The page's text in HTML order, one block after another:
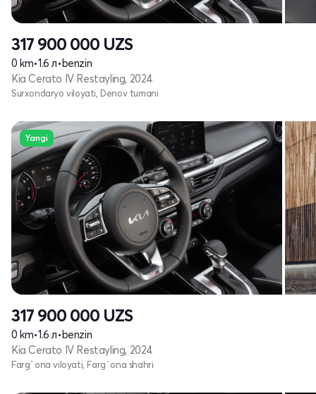
317 900 000 UZS
0 km•1.6 л•benzin
Kia Cerato IV Restayling, 2024
Surxondaryo viloyati, Denov tumani
Yangi
317 900 000 UZS
0 km•1.6 л•benzin
Kia Cerato IV Restayling, 2024
Farg`ona viloyati, Farg`ona shahri